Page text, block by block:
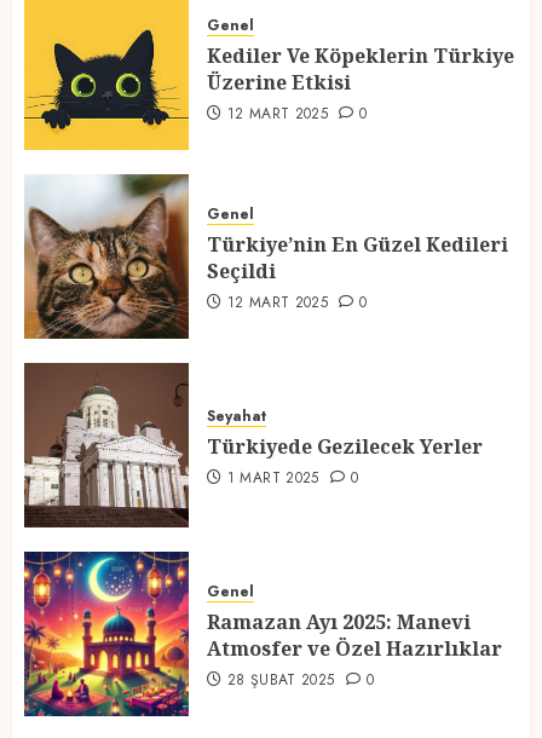
Üzerine Etkisi
12 MART 2025 0
3
Seçildi
12 MART 2025 0
4
1 MART 2025
5
Atmosfer ve Özel Hazırlıklar
28 ŞUBAT 2025 0
Genel
Kediler Ve Köpeklerin Türkiye
Üzerine Etkisi
12 MART 2025 0
Genel
Türkiye’nin En Güzel Kedileri
Seçildi
12 MART 2025 0
Seyahat
Türkiyede Gezilecek Yerler
1 MART 2025 0
Genel
Ramazan Ayı 2025: Manevi
Atmosfer ve Özel Hazırlıklar
28 ŞUBAT 2025 0